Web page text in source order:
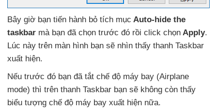
Bây giờ bạn tiến hành bỏ tích mục Auto-hide the
taskbar mà bạn đã chọn trước đó rồi click chọn Apply.
Lúc này trên màn hình bạn sẽ nhìn thấy thanh Taskbar
xuất hiện.
Nếu trước đó bạn đã tắt chế độ máy bay (Airplane
mode) thì trên thanh Taskbar bạn sẽ không còn thấy
biểu tượng chế độ máy bay xuất hiện nữa.